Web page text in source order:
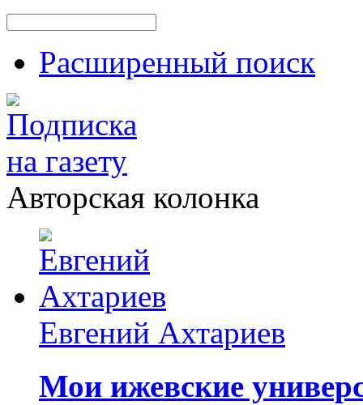
Расширенный поиск
Авторская колонка
Евгений Ахтариев
Мои ижевские